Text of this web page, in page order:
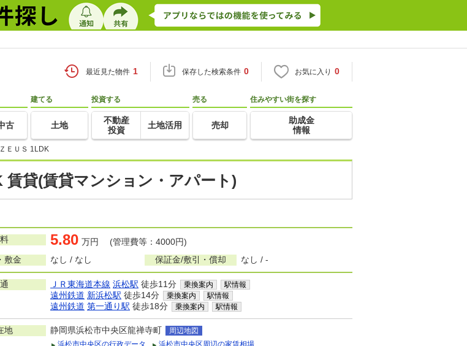
最近見た物件 1 保存した検索条件 0 お気に入り 0
古
建てる
土地
投資する
不動産
投資
土地活用
売る
売却
住みやすい街を探す
助成金
情報
ＺＥＵＳ 1LDK
賃貸(賃貸マンション・アパート)
5.80 万円 (管理費等：4000円)
敷金
なし / なし 保証金/敷引・償却 なし / -
ＪＲ東海道本線 浜松駅 徒歩11分 乗換案内 駅情報
遠州鉄道 新浜松駅 徒歩14分 乗換案内 駅情報
遠州鉄道 第一通り駅 徒歩18分 乗換案内 駅情報
地 静岡県浜松市中央区龍禅寺町
周辺地図
浜松市中央区の行政データ
浜松市中央区周辺の家賃相場